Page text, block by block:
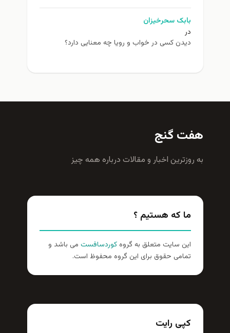
بابک سحرخیزان
در
دیدن کسی در خواب و رویا چه معنایی دارد؟
هفت گنج
به روزترين اخبار و مقالات درباره همه چيز
ما که هستیم ؟
این سایت متعلق به گروهکوردسافست می باشد و
تمامی حقوق برای این گروه محفوظ است.
کپی رایت